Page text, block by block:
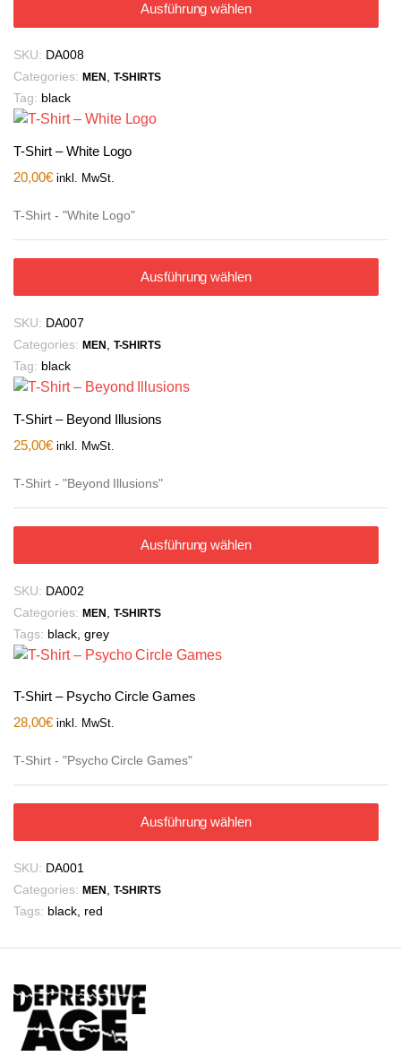
Ausführung wählen
SKU: DA008
Categories: MEN , T-SHIRTS
Tag: black
T-Shirt – White Logo
20,00€ inkl. MwSt.
T-Shirt - "White Logo"
Ausführung wählen
SKU: DA007
Categories: MEN , T-SHIRTS
Tag: black
T-Shirt – Beyond Illusions
25,00€ inkl. MwSt.
T-Shirt - "Beyond Illusions"
Ausführung wählen
SKU: DA002
Categories: MEN T-SHIRTS
Tags: black, grey
T-Shirt – Psycho Circle Games
28,00€ inkl. MwSt.
T-Shirt - "Psycho Circle Games"
Ausführung wählen
SKU: DA001
Categories: MEN T-SHIRTS
Tags: black, red